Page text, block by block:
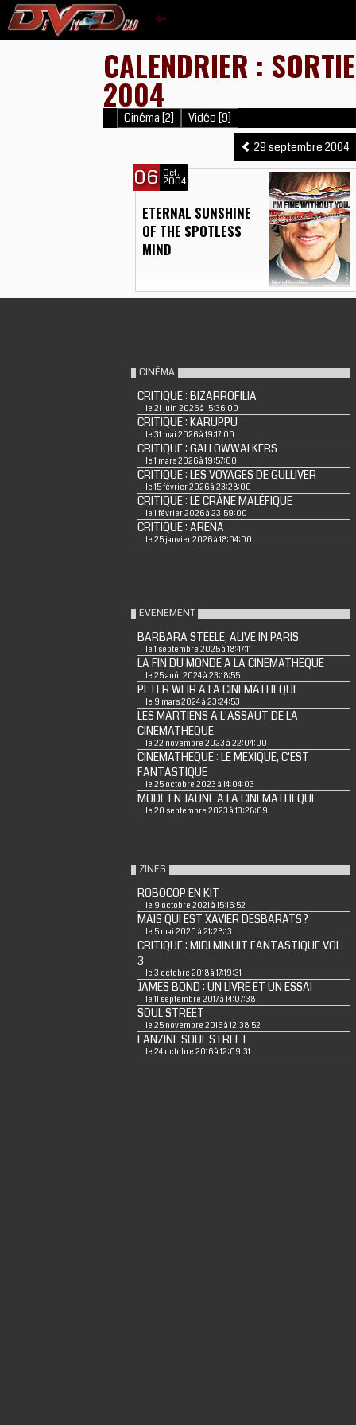
CALENDRIER :
2004
Cinéma [2] Vidéo [9]
29 septembre 2004
06 Oct.
2004
ETERNAL SUNSHINE
OF THE SPOTLESS
MIND
CINÉMA
CRITIQUE : BIZARROFILIA
le 21 juin 2026 à 15:36:00
CRITIQUE : KARUPPU
le 31 mai 2026 à 19:17:00
CRITIQUE : GALLOWWALKERS
le 1 mars 2026 à 19:57:00
CRITIQUE : LES VOYAGES DE GULLIVER
le 15 février 2026 à 23:28:00
CRITIQUE : LE CRÂNE MALÉFIQUE
le 1 février 2026 à 23:59:00
CRITIQUE : ARENA
le 25 janvier 2026 à 18:04:00
EVENEMENT
BARBARA STEELE, ALIVE IN PARIS
le 1 septembre 2025 à 18:47:11
LA FIN DU MONDE A LA CINEMATHEQUE
le 25 août 2024 à 23:18:55
PETER WEIR A LA CINEMATHEQUE
le 9 mars 2024 à 23:24:53
LES MARTIENS A L'ASSAUT DE LA
CINEMATHEQUE
le 22 novembre 2023 à 22:04:00
CINEMATHEQUE : LE MEXIQUE, C'EST
FANTASTIQUE
le 25 octobre 2023 à 14:04:03
MODE EN JAUNE A LA CINEMATHEQUE
le 20 septembre 2023 à 13:28:09
ZINES
ROBOCOP EN KIT
le 9 octobre 2021 à 15:16:52
MAIS QUI EST XAVIER DESBARATS ?
le 5 mai 2020 à 21:28:13
CRITIQUE : MIDI MINUIT FANTASTIQUE VOL.
3
le 3 octobre 2018 à 17:19:31
JAMES BOND : UN LIVRE ET UN ESSAI
le 11 septembre 2017 à 14:07:38
SOUL STREET
le 25 novembre 2016 à 12:38:52
FANZINE SOUL STREET
le 24 octobre 2016 à 12:09:31